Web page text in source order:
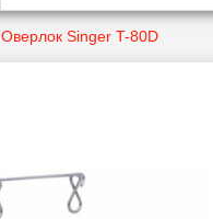
Оверлок Singer T-80D